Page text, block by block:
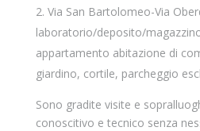
Via San Bartolomeo-Via
laboratorio/deposito/
appartamento abitazione di
giardino, cortile, parcheggio
Sono gradite visite e
conoscitivo e tecnico senza